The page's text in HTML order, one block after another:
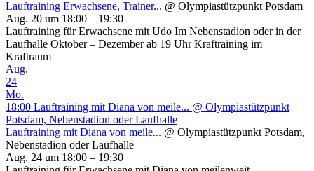
Lauftraining Erwachsene, Trainer... @ Olympiastützpunkt Potsdam
Aug. 20 um 18:00 – 19:30
Lauftraining für Erwachsene mit Udo Im Nebenstadion oder in der
Laufhalle Oktober – Dezember ab 19 Uhr Kraftraining im
Kraftraum
Aug.
24
Mo.
18:00 Lauftraining mit Diana von meile... @ Olympiastützpunkt
Potsdam, Nebenstadion oder Laufhalle
Lauftraining mit Diana von meile... @ Olympiastützpunkt Potsdam,
Nebenstadion oder Laufhalle
Aug. 24 um 18:00 – 19:30